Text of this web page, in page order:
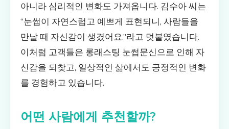
아니라 심리적인 변화도 가져옵니다. 김수아 씨는
“눈썹이 자연스럽고 예쁘게 표현되니, 사람들을
만날 때 자신감이 생겼어요.”라고 덧붙였습니다.
이처럼 고객들은 롱래스팅 눈썹문신으로 인해 자
신감을 되찾고, 일상적인 삶에서도 긍정적인 변화
를 경험하고 있습니다.
어떤 사람에게 추천할까?